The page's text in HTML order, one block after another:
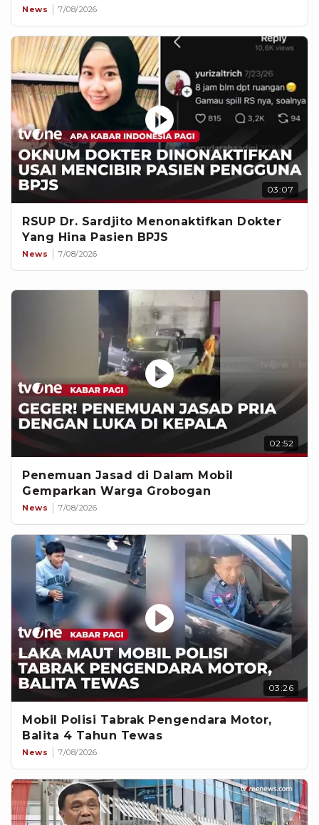
News 7/08/2026
03:07
RSUP Dr. Sardjito Menonaktifkan Dokter
Yang Hina Pasien BPJS
News 7/08/2026
02:52
Penemuan Jasad di Dalam Mobil
Gemparkan Warga Grobogan
News 7/08/2026
03:26
Mobil Polisi Tabrak Pengendara Motor,
Balita 4 Tahun Tewas
News 7/08/2026